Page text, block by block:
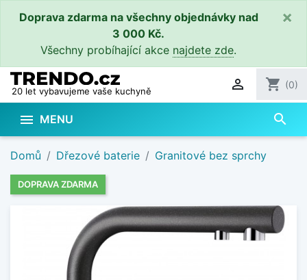
Doprava zdarma na všechny objednávky nad
3 000 Kč.
Všechny probíhající akce najdete zde.
×
20 let vybavujeme vaše kuchyně  shopping_cart (0)
 MENU search
Domů Dřezové baterie Granitové bez sprchy
DOPRAVA ZDARMA